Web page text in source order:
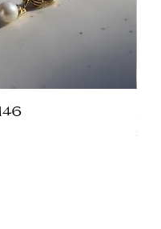
Prix
8,00